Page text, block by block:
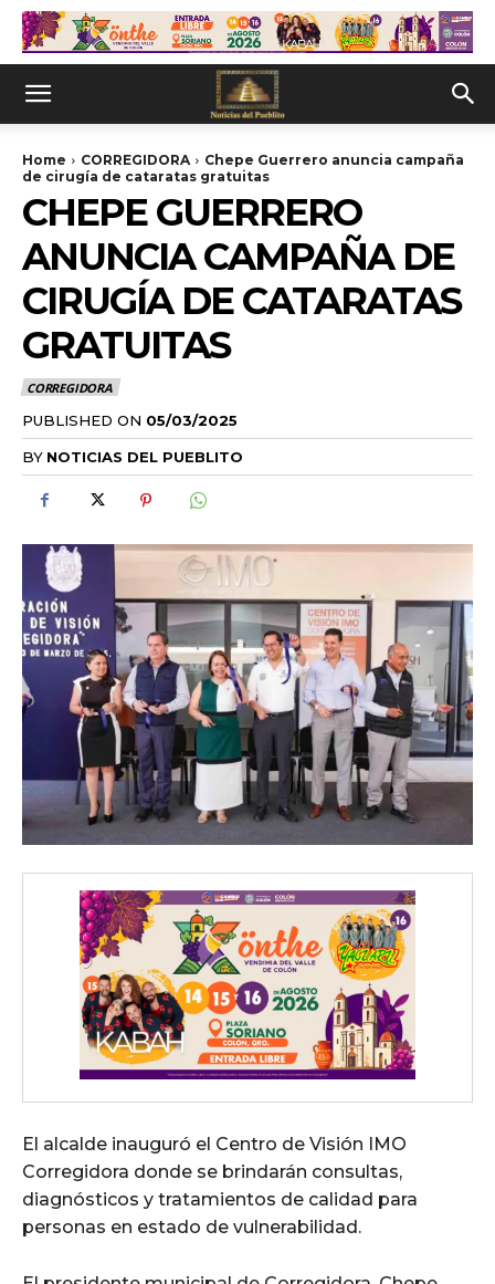
Home CORREGIDORA
Chepe Guerrero anuncia campaña
de cirugía de cataratas gratuitas
CHEPE GUERRERO
ANUNCIA CAMPAÑA DE
CIRUGÍA DE CATARATAS
GRATUITAS
CORREGIDORA
PUBLISHED ON 05/03/2025
BY NOTICIAS DEL PUEBLITO
El alcalde inauguró el Centro de Visión IMO
Corregidora donde se brindarán consultas,
diagnósticos y tratamientos de calidad para
personas en estado de vulnerabilidad.